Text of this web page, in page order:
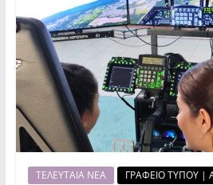
ΤΕΛΕΥΤΑΙΑ ΝΕΑ ΓΡΑΦΕΙΟ ΤΥΠΟΥ |